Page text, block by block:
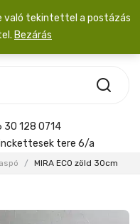
30 128 0714
tere 6/a
/ MIRA ECO zöld 30cm
való tekintettel a postázás
Bezárás